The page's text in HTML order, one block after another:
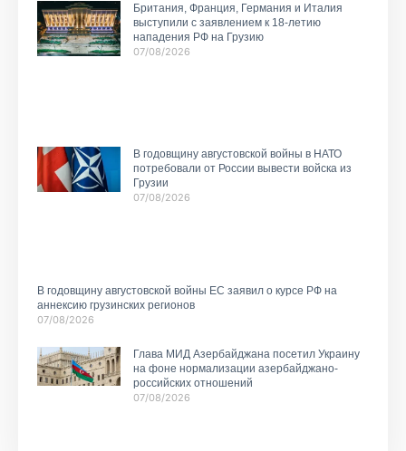
Британия, Франция, Германия и Италия
выступили с заявлением к 18-летию
нападения РФ на Грузию
07/08/2026
В годовщину августовской войны в НАТО
потребовали от России вывести войска из
Грузии
07/08/2026
В годовщину августовской войны ЕС заявил о курсе РФ на
аннексию грузинских регионов
07/08/2026
Глава МИД Азербайджана посетил Украину
на фоне нормализации азербайджано-
российских отношений
07/08/2026